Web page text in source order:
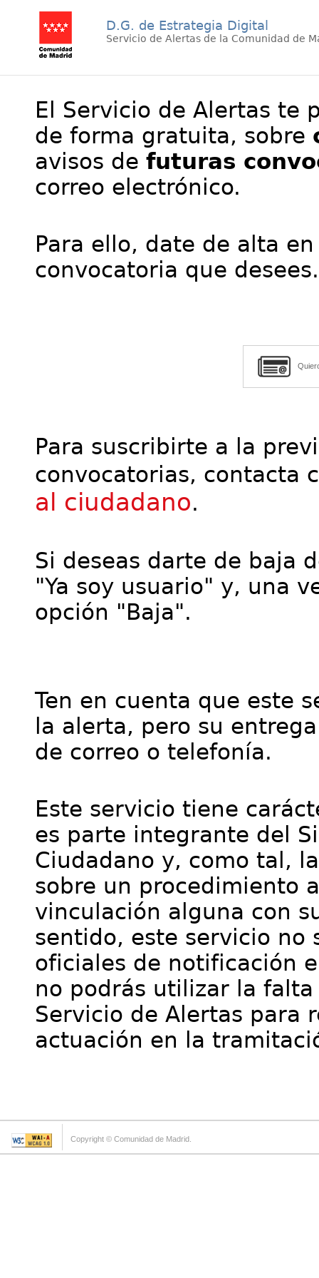
D.G. de Estrategia Digital
Servicio de Alertas de la Comunidad de
El Servicio de Alertas te
de forma gratuita, sobre
avisos de futuras
correo electrónico.
Para ello, date de alta
convocatoria que desees.
Para suscribirte a la
convocatorias, contacta
al ciudadano.
Si deseas darte de baja
"Ya soy usuario" y, una
opción "Baja".
Ten en cuenta que este
la alerta, pero su
de correo o telefonía.
Este servicio tiene
es parte integrante del
Ciudadano y, como tal,
sobre un procedimiento
vinculación alguna con
sentido, este servicio no
oficiales de notificación
no podrás utilizar la
Servicio de Alertas para
actuación en la
Copyright © Comunidad de Madrid.